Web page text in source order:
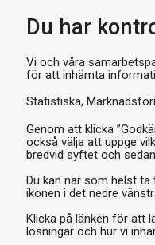
Du har
Vi och våra
för att inhämta
Statistiska
Genom att klicka
också välja att uppge
bredvid syftet och sedan
Du kan när som helst
ikonen i det nedre
Klicka på länken för att